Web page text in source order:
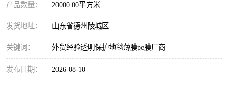
产品数量： 20000.00平方米
发货地址： 山东省德州陵城区
关键词： 外贸经验透明保护地毯薄膜pe膜厂商
发布日期： 2026-08-10